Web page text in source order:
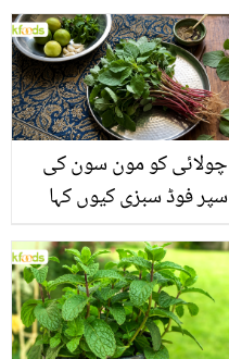
چولائی کو مون سون کی
سپر فوڈ سبزی کیوں کہا
منرلز اور اینٹی آکسیڈنٹس
سے بھرپور اس سبزی کے
فائدے